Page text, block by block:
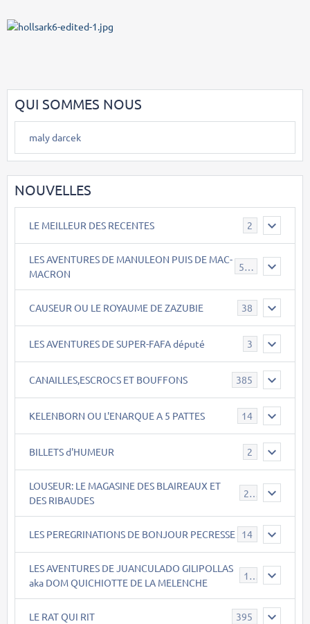
QUI SOMMES NOUS
maly darcek
NOUVELLES
LE MEILLEUR DES RECENTES 2
LES AVENTURES DE MANULEON PUIS DE MAC-
MACRON
543
CAUSEUR OU LE ROYAUME DE ZAZUBIE 38
LES AVENTURES DE SUPER-FAFA député 3
CANAILLES,ESCROCS ET BOUFFONS 385
KELENBORN OU L'ENARQUE A 5 PATTES 14
BILLETS d'HUMEUR 2
LOUSEUR: LE MAGASINE DES BLAIREAUX ET
DES RIBAUDES
21
LES PEREGRINATIONS DE BONJOUR PECRESSE 14
LES AVENTURES DE JUANCULADO GILIPOLLAS
aka DOM QUICHIOTTE DE LA MELENCHE
119
LE RAT QUI RIT 395